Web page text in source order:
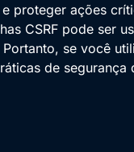
proteger ações
CSRF pode ser
se você
de segurança